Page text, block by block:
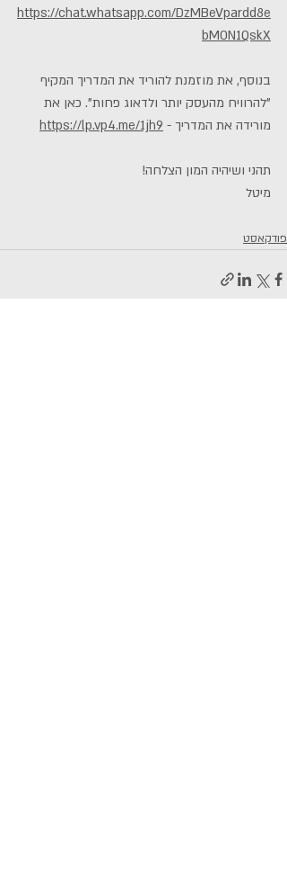
https://chat.whatsapp.com/DzMBeVpardd8e
bM0N1QskX
בנוסף, את מוזמנת להוריד את המדריך המקיף
"להרוויח מהעסק יותר ולדאוג פחות". כאן את
מורידה את המדריך - https://lp.vp4.me/1jh9
תהני ושיהיה המון הצלחה!
מיטל
פודקאסט